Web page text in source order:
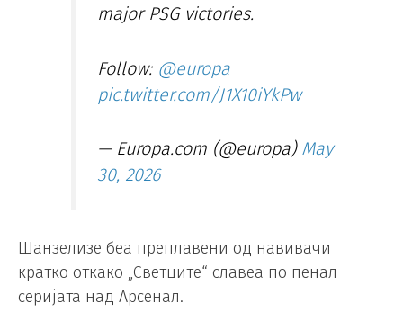
major PSG victories.
Follow: @europa
pic.twitter.com/J1X10iYkPw
— Europa.com (@europa) May
30, 2026
Шанзелизе беа преплавени од навивачи
кратко откако „Светците“ славеа по пенал
серијата над Арсенал.